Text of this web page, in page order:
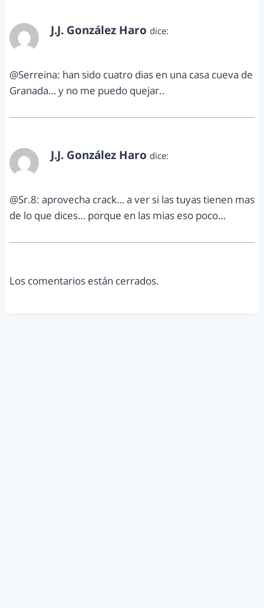
J.J. González Haro dice:
@Serreina: han sido cuatro dias en una casa cueva de
Granada… y no me puedo quejar..
J.J. González Haro dice:
@Sr.8: aprovecha crack… a ver si las tuyas tienen mas
de lo que dices… porque en las mias eso poco…
Los comentarios están cerrados.